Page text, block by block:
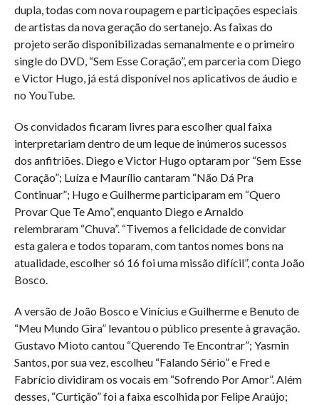
dupla, todas com nova roupagem e participações especiais
de artistas da nova geração do sertanejo. As faixas do
projeto serão disponibilizadas semanalmente e o primeiro
single do DVD, “Sem Esse Coração”, em parceria com Diego
e Victor Hugo, já está disponível nos aplicativos de áudio e
no YouTube.
Os convidados ficaram livres para escolher qual faixa
interpretariam dentro de um leque de inúmeros sucessos
dos anfitriões. Diego e Victor Hugo optaram por “Sem Esse
Coração”; Luíza e Maurílio cantaram “Não Dá Pra
Continuar”; Hugo e Guilherme participaram em “Quero
Provar Que Te Amo”, enquanto Diego e Arnaldo
relembraram “Chuva”. “Tivemos a felicidade de convidar
esta galera e todos toparam, com tantos nomes bons na
atualidade, escolher só 16 foi uma missão difícil”, conta João
Bosco.
A versão de João Bosco e Vinícius e Guilherme e Benuto de
“Meu Mundo Gira” levantou o público presente à gravação.
Gustavo Mioto cantou “Querendo Te Encontrar”; Yasmin
Santos, por sua vez, escolheu “Falando Sério” e Fred e
Fabrício dividiram os vocais em “Sofrendo Por Amor”. Além
desses, “Curtição” foi a faixa escolhida por Felipe Araújo;